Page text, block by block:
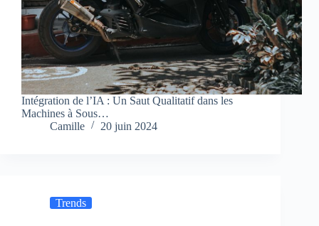
Intégration de l’IA : Un Saut Qualitatif dans les
Machines à Sous…
Camille
20 juin 2024
Trends